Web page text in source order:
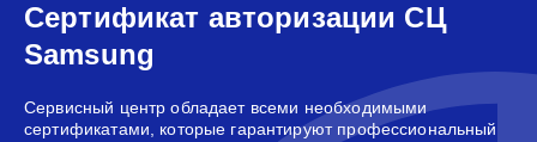
Сертификат авторизации СЦ
Samsung
Сервисный центр обладает всеми необходимыми
сертификатами, которые гарантируют профессиональный